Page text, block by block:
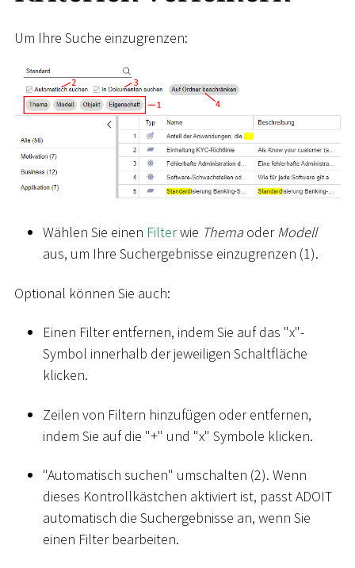
Um Ihre Suche einzugrenzen:
Wählen Sie einen Filterwie Thema oderModell
aus, um Ihre Suchergebnisse einzugrenzen (1).
Optional können Sie auch:
Einen Filter entfernen, indem Sie auf das "x"-
Symbol innerhalb der jeweiligen Schaltfläche
klicken.
Zeilen von Filtern hinzufügen oder entfernen,
indem Sie auf die "+" und "x" Symbole klicken.
"Automatisch suchen" umschalten (2). Wenn
dieses Kontrollkästchen aktiviert ist, passt ADOIT
automatisch die Suchergebnisse an, wenn Sie
einen Filter bearbeiten.